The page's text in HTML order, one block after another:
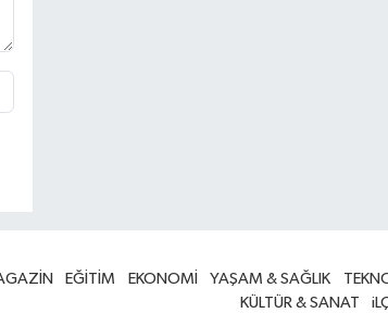
EĞİTİM EKONOMİ YAŞAM & SAĞLIK
KÜLTÜR & SANAT